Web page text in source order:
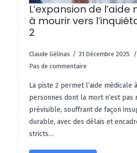
L’expansion de
à mourir vers
2
Claude Gélinas
31 Décembre 2025
Pas de commentaire
La piste 2 permet l’aide médicale
personnes dont la mort n’est pas
prévisible, souffrant de façon
durable, avec des délais et
stricts…